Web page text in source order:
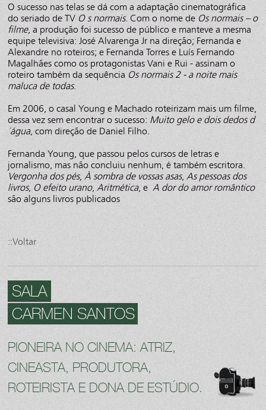
O sucesso nas telas se dá com a adaptação cinematográfica
do seriado de TV O s normais. Com o nome de Os normais – o
filme, a produção foi sucesso de público e manteve a mesma
equipe televisiva: José Alvarenga Jr na direção; Fernanda e
Alexandre no roteiros; e Fernanda Torres e Luís Fernando
Magalhães como os protagonistas Vani e Rui - assinam o
roteiro também da sequência Os normais 2 - a noite mais
maluca de todas.
Em 2006, o casal Young e Machado roteirizam mais um filme,
dessa vez sem encontrar o sucesso: Muito gelo e dois dedos d
´água, com direção de Daniel Filho.
Fernanda Young, que passou pelos cursos de letras e
jornalismo, mas não concluiu nenhum, é também escritora.
Vergonha dos pés, À sombra de vossas asas, As pessoas dos
livros, O efeito urano, Aritmética, e A dor do amor romãntico
são alguns livros publicados
::Voltar
SALA
CARMEN SANTOS
PIONEIRA NO CINEMA: ATRIZ,
CINEASTA, PRODUTORA,
ROTEIRISTA E DONA DE ESTÚDIO.